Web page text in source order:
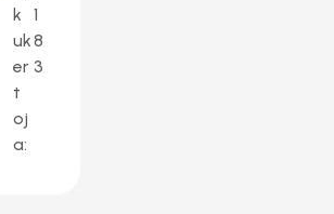
k
uk
er
t
oj
a:
1
8
3